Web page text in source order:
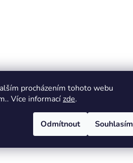
procházením tohoto webu
Více informacízde.
Odmítnout Souhlasím